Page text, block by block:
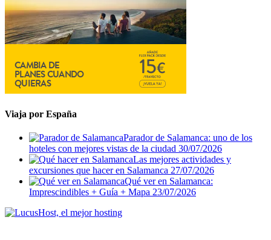
Viaja por España
Parador de Salamanca: uno de los
hoteles con mejores vistas de la ciudad 30/07/2026
Las mejores actividades y
excursiones que hacer en Salamanca 27/07/2026
Qué ver en Salamanca:
Imprescindibles + Guía + Mapa 23/07/2026